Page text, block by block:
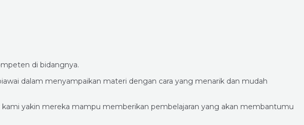
di bidangnya.
dalam menyampaikan materi dengan cara yang menarik dan mudah
yakin mereka mampu memberikan pembelajaran yang akan membantumu